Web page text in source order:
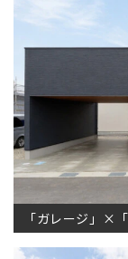
「ガレージ」×